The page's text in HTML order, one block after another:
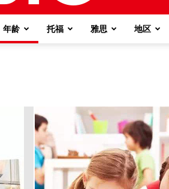
BiC
年龄 托福 雅思 地区